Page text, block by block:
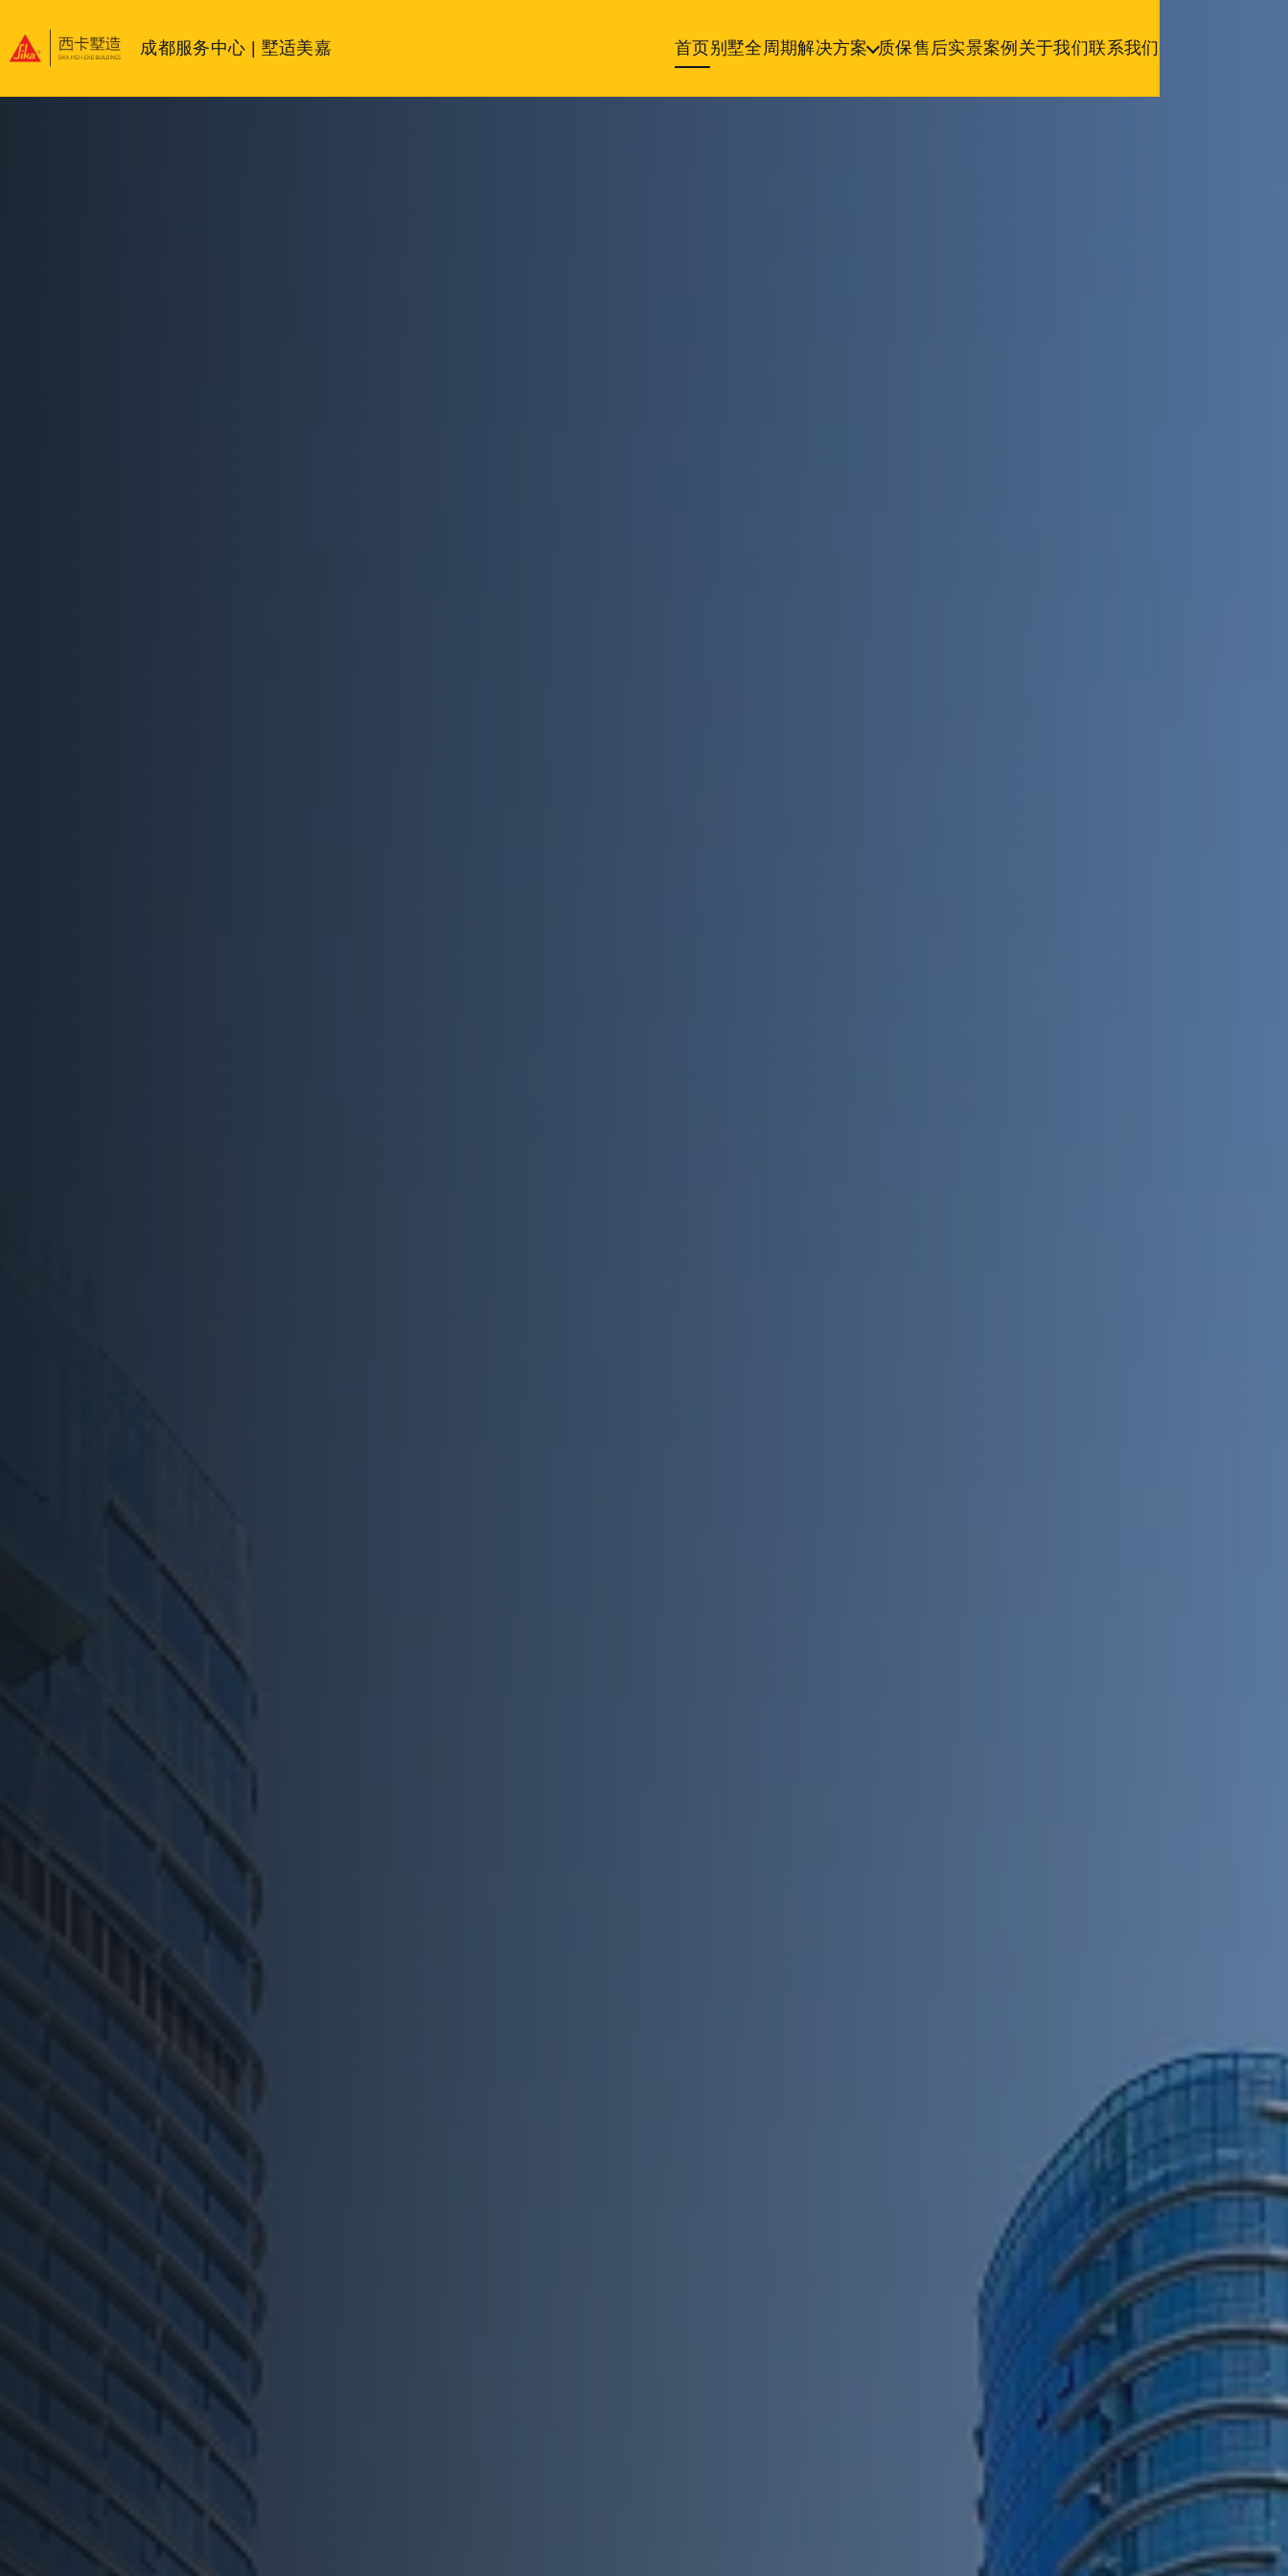
成都服务中心 | 墅适美嘉 首页别墅全周期解决方案 质保售后实景案例 关于我们联系我们